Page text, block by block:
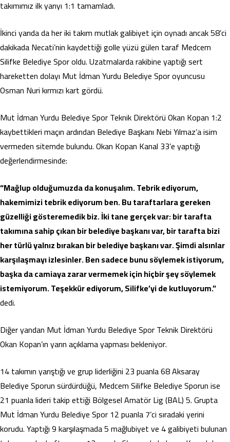
takımımız ilk yarıyı 1:1 tamamladı.
İkinci yarıda da her iki takım mutlak galibiyet için oynadı ancak 58’ci
dakikada Necati’nin kaydettiği golle yüzü gülen taraf Medcem
Silifke Belediye Spor oldu. Uzatmalarda rakibine yaptığı sert
hareketten dolayı Mut İdman Yurdu Belediye Spor oyuncusu
Osman Nuri kırmızı kart gördü.
Mut İdman Yurdu Belediye Spor Teknik Direktörü Okan Kopan 1:2
kaybettikleri maçın ardından Belediye Başkanı Nebi Yılmaz’a isim
vermeden sitemde bulundu. Okan Kopan Kanal 33’e yaptığı
değerlendirmesinde:
“Mağlup olduğumuzda da konuşalım. Tebrik ediyorum,
hakemimizi tebrik ediyorum ben. Bu taraftarlara gereken
güzelliği gösteremedik biz. İki tane gerçek var: bir tarafta
takımına sahip çıkan bir belediye başkanı var, bir tarafta bizi
her türlü yalnız bırakan bir belediye başkanı var. Şimdi alsınlar
karşılaşmayı izlesinler. Ben sadece bunu söylemek istiyorum,
başka da camiaya zarar vermemek için hiçbir şey söylemek
istemiyorum. Teşekkür ediyorum, Silifke’yi de kutluyorum.”
dedi.
Diğer yandan Mut İdman Yurdu Belediye Spor Teknik Direktörü
Okan Kopan’ın yarın açıklama yapması bekleniyor.
14 takımın yarıştığı ve grup liderliğini 23 puanla 68 Aksaray
Belediye Sporun sürdürdüğü, Medcem Silifke Belediye Sporun ise
21 puanla lideri takip ettiği Bölgesel Amatör Lig (BAL) 5. Grupta
Mut İdman Yurdu Belediye Spor 12 puanla 7’ci sıradaki yerini
korudu. Yaptığı 9 karşılaşmada 5 mağlubiyet ve 4 galibiyeti bulunan